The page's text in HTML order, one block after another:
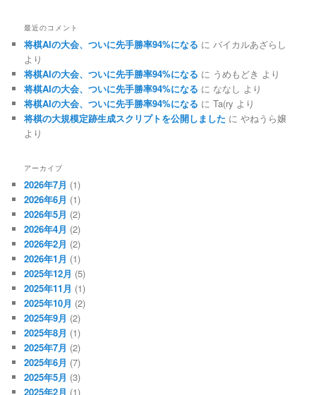
最近のコメント
将棋AIの大会、ついに先手勝率94%になる にバイカルあざらし
より
将棋AIの大会、ついに先手勝率94%になる に うめもどき より
将棋AIの大会、ついに先手勝率94%になる に ななし より
将棋AIの大会、ついに先手勝率94%になる にTa(ry より
将棋の大規模定跡生成スクリプトを公開しました にやねうら嬢
より
アーカイブ
2026年7月 (1)
2026年6月 (1)
2026年5月 (2)
2026年4月 (2)
2026年2月 (2)
2026年1月 (1)
2025年12月 (5)
2025年11月 (1)
2025年10月 (2)
2025年9月 (2)
2025年8月 (1)
2025年7月 (2)
2025年6月 (7)
2025年5月 (3)
2025年2月 (1)